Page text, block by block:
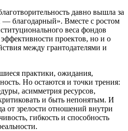
давно вышла за
благодарный». Вместе с ростом
веса фондов
проектов, но и о
между грантодателями и
практики, ожидания,
Но остаются и точки трения:
асимметрия ресурсов,
и быть непонятым. И
от зрелости отношений внутри
гибкость и способность